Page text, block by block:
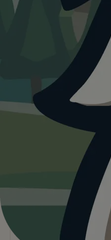
HUNDESTRAND
IJmuiden
Heute ist ein
Hundestrand
14°C und sonnig. Kein
Ein guter Tag für einen
OpenWeatherMap
1 BEWERTUNG
Flach